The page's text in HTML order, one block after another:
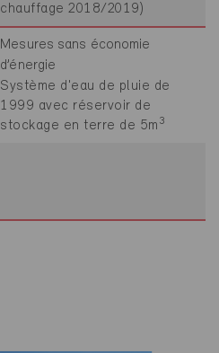
chauffage 2018/2019)
Mesures sans économie
d’énergie
Système d'eau de pluie de
1999 avec réservoir de
stockage en terre de 5m 3